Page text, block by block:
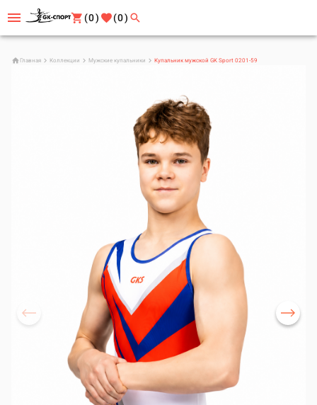
(0) (0)
Главная Коллекции Мужские купальники Купальник мужской GK Sport 0201-59